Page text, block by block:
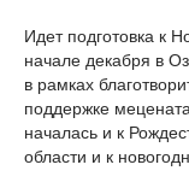
Идет подготовка к
начале декабря в
в рамках
поддержке
началась и к
области и к